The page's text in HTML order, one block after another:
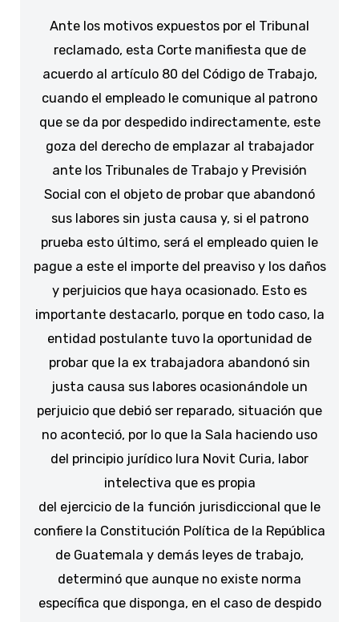
Ante los motivos expuestos por el Tribunal
reclamado, esta Corte manifiesta que de
acuerdo al artículo 80 del Código de Trabajo,
cuando el empleado le comunique al patrono
que se da por despedido indirectamente, este
goza del derecho de emplazar al trabajador
ante los Tribunales de Trabajo y Previsión
Social con el objeto de probar que abandonó
sus labores sin justa causa y, si el patrono
prueba esto último, será el empleado quien le
pague a este el importe del preaviso y los daños
y perjuicios que haya ocasionado. Esto es
importante destacarlo, porque en todo caso, la
entidad postulante tuvo la oportunidad de
probar que la ex trabajadora abandonó sin
justa causa sus labores ocasionándole un
perjuicio que debió ser reparado, situación que
no aconteció, por lo que la Sala haciendo uso
del principio jurídico Iura Novit Curia, labor
intelectiva que es propia
del ejercicio de la función jurisdiccional que le
confiere la Constitución Política de la República
de Guatemala y demás leyes de trabajo,
determinó que aunque no existe norma
específica que disponga, en el caso de despido